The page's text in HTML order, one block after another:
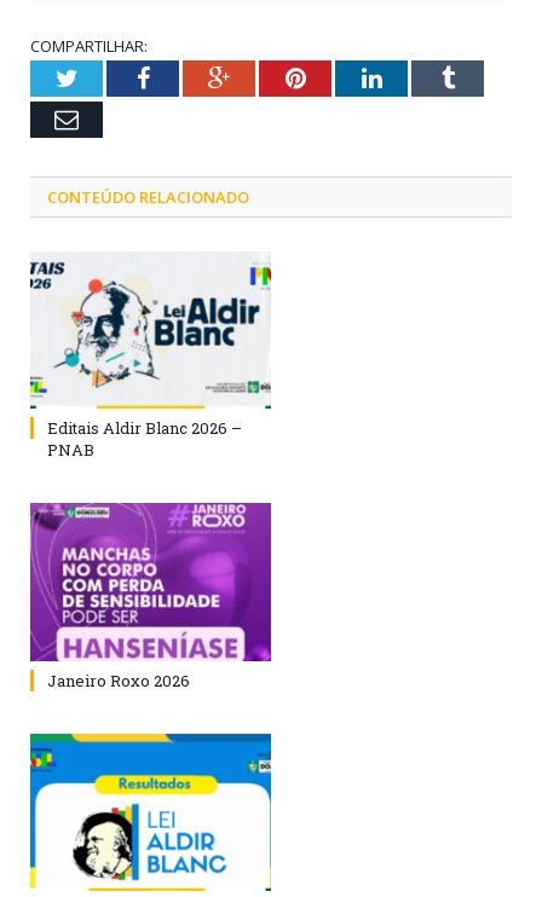
COMPARTILHAR:
TwitterFacebookGoogle+PinterestLinkedInTumblr
Email
CONTEÚDO RELACIONADO
Editais Aldir Blanc 2026 –
PNAB
Janeiro Roxo 2026